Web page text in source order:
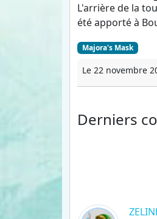
L'arrière de la
été apporté à
Majora's Mask
Le 22 novembre
Derniers